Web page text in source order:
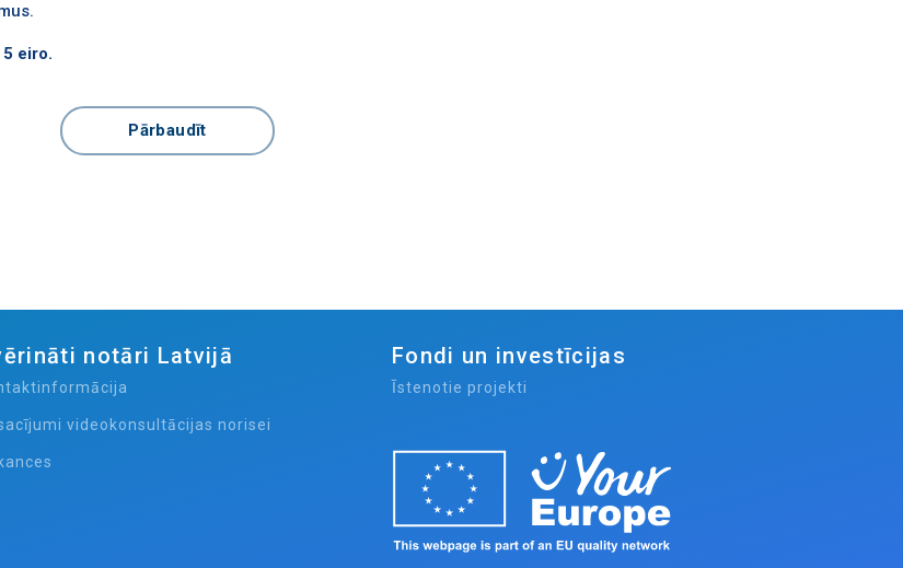
eiro.
Pārbaudīt
notāri Latvijā
videokonsultācijas norisei
Fondi un investīcijas
Īstenotie projekti